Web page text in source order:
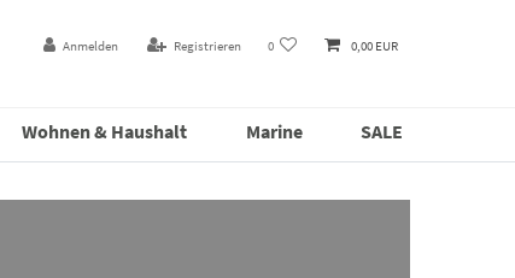
Anmelden Registrieren 0 0,00 EUR
Wohnen & Haushalt Marine SALE